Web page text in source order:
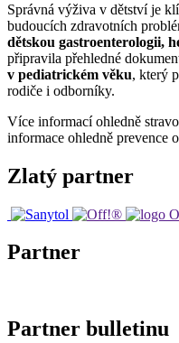
Správná výživa v dětství je
budoucích zdravotních
dětskou gastroenterologii,
připravila přehledné
v pediatrickém věku, který
rodiče i odborníky.
Více informací ohledně
informace ohledně prevence
Zlatý partner
Partner
Partner bulletinu